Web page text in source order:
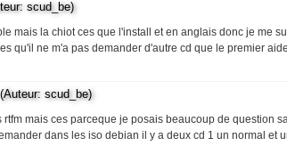
scud_be)
mais la chiot ces que l'install et en anglais donc je me
qu'il ne m'a pas demander d'autre cd que le premier
scud_be)
mais ces parceque je posais beaucoup de question
dans les iso debian il y a deux cd 1 un normal et